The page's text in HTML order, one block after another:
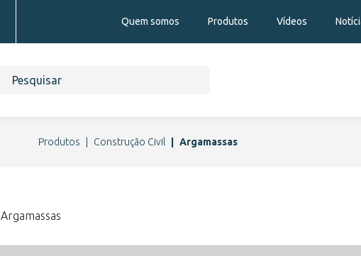
Quem somos Produtos Vídeos
Produtos Construção Civil Argamassas